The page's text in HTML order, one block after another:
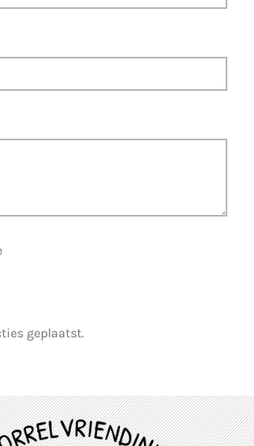
geplaatst.